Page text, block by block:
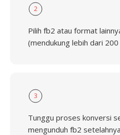
2
Pilih fb2 atau format
(mendukung lebih dari
3
Tunggu proses konversi
mengunduh fb2 setelahnya